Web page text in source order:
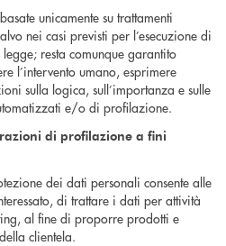
unicamente su trattamenti
nei casi previsti per l’esecuzione di
resta comunque garantito
l’intervento umano, esprimere
sulla logica, sull’importanza e sulle
e/o di profilazione.
di profilazione a fini
dei dati personali consente alle
di trattare i dati per attività
al fine di proporre prodotti e
clientela.